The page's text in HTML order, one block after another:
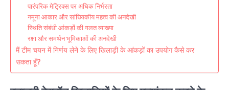
पारंपरिक मेट्रिक्स पर अधिक निर्भरता
नमूना आकार और सांख्यिकीय महत्व की अनदेखी
स्थिति संबंधी आंकड़ों की गलत व्याख्या
रक्षा और समर्थन भूमिकाओं की अनदेखी
मैं टीम चयन में निर्णय लेने के लिए खिलाड़ी के आंकड़ों का उपयोग कैसे कर
सकता हूँ?